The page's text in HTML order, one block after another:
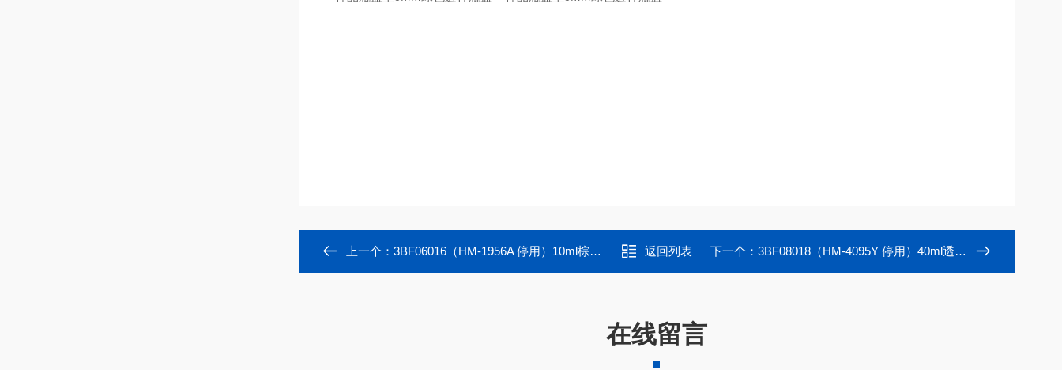
上一个： 3BF06016（HM-1956A 停用）10ml棕色螺纹样品瓶 返回列表 下一个： 3BF08018（HM-4095Y 停用）40ml透明螺纹样品瓶印刷HAMAG带书写处
在线留言